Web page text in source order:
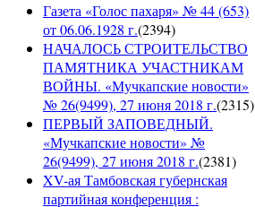
Газета «Голос пахаря» № 44 (653)
от 06.06.1928 г.(2394)
НАЧАЛОСЬ СТРОИТЕЛЬСТВО
ПАМЯТНИКА УЧАСТНИКАМ
ВОЙНЫ. «Мучкапские новости»
№ 26(9499), 27 июня 2018 г.(2315)
ПЕРВЫЙ ЗАПОВЕДНЫЙ.
«Мучкапские новости» №
26(9499), 27 июня 2018 г.(2381)
XV-ая Тамбовская губернская
партийная конференция :